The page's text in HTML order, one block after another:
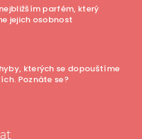
parfém, který
jejich osobnost
kterých se dopouštíme
Poznáte se?